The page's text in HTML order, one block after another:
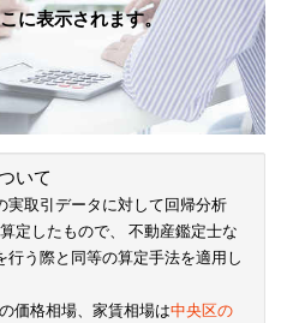
に表示されます。
いて
取引データに対して回帰分析
定したもので、 不動産鑑定士な
う際と同等の算定手法を適用し
価格相場、家賃相場は中央区の